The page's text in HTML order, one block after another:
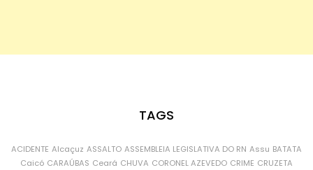
TAGS
ACIDENTE Alcaçuz ASSALTO ASSEMBLEIA LEGISLATIVA DO RN Assu BATATA
Caicó CARAÚBAS Ceará CHUVA CORONEL AZEVEDO CRIME CRUZETA